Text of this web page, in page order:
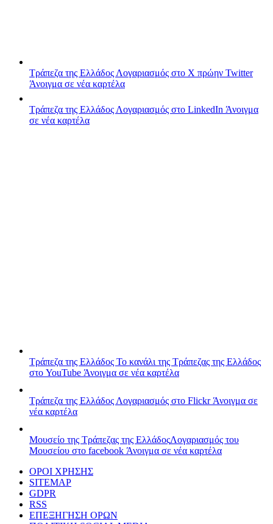
Τράπεζα της Ελλάδος Λογαριασμός στο X πρώην Twitter
Άνοιγμα σε νέα καρτέλα
Τράπεζα της Ελλάδος Λογαριασμός στο LinkedIn Άνοιγμα
σε νέα καρτέλα
Τράπεζα της Ελλάδος Το κανάλι της Τράπεζας της Ελλάδος
στο YouTube Άνοιγμα σε νέα καρτέλα
Τράπεζα της Ελλάδος Λογαριασμός στο FlickrΆνοιγμα σε
νέα καρτέλα
Μουσείο της Τράπεζας της ΕλλάδοςΛογαριασμός του
Μουσείου στο facebook Άνοιγμα σε νέα καρτέλα
ΟΡΟΙ ΧΡΗΣΗΣ
SITEMAP
GDPR
RSS
ΕΠΕΞΗΓΗΣΗ ΟΡΩΝ